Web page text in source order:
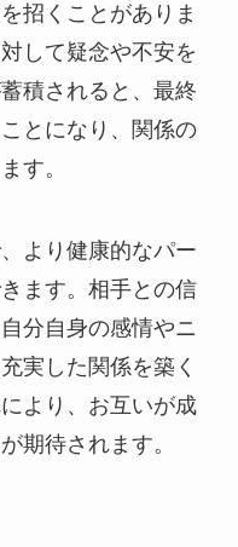
招くことがありま
して疑念や不安を
積されると、最終
とになり、関係の
す。
より健康的なパー
ます。相手との信
分自身の感情やニ
実した関係を築く
より、お互いが成
期待されます。